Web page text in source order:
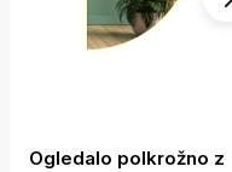
Ogledalo polkrožno z